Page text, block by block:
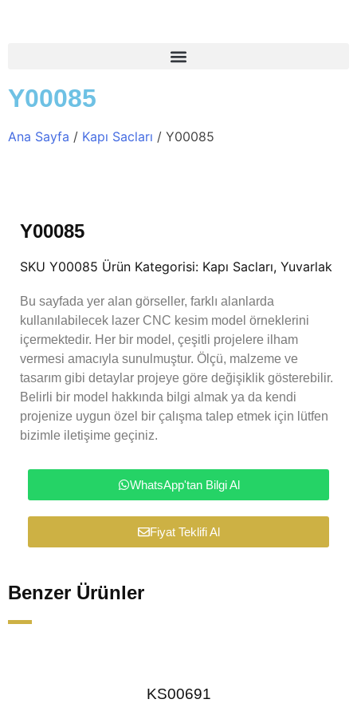
Y00085
Ana Sayfa / Kapı Sacları / Y00085
Y00085
SKU Y00085 Ürün Kategorisi: Kapı Sacları, Yuvarlak
Bu sayfada yer alan görseller, farklı alanlarda
kullanılabilecek lazer CNC kesim model örneklerini
içermektedir. Her bir model, çeşitli projelere ilham
vermesi amacıyla sunulmuştur. Ölçü, malzeme ve
tasarım gibi detaylar projeye göre değişiklik gösterebilir.
Belirli bir model hakkında bilgi almak ya da kendi
projenize uygun özel bir çalışma talep etmek için lütfen
bizimle iletişime geçiniz.
WhatsApp'tan Bilgi Al
Fiyat Teklifi Al
Benzer Ürünler
KS00691